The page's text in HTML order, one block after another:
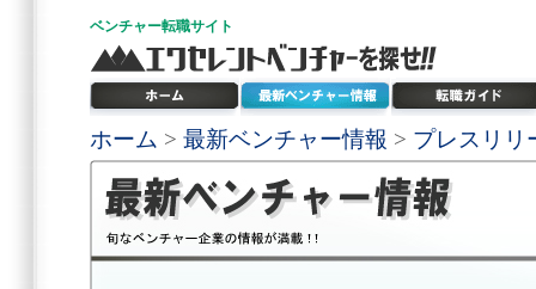
ベンチャー転職サイト
ホーム > 最新ベンチャー情報 > プレスリリ